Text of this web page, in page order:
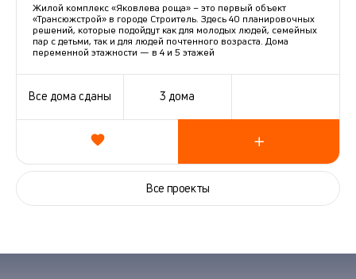
Жилой комплекс «Яковлева роща» – это первый объект
«Трансюжстрой» в городе Строитель. Здесь 40 планировочных
решений, которые подойдут как для молодых людей, семейных
пар с детьми, так и для людей почтенного возраста. Дома
переменной этажности — в 4 и 5 этажей
Все дома сданы 3 дома
Все проекты